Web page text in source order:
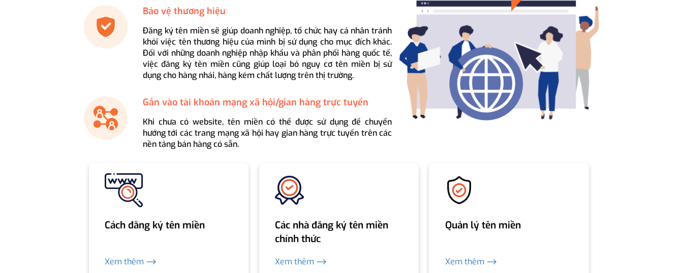
Bảo vệ thương hiệu
Đăng ký tên miền sẽ giúp doanh nghiệp, tổ chức hay cá nhân tránh
khỏi việc tên thương hiệu của mình bị sử dụng cho mục đích khác.
Đối với những doanh nghiệp nhập khẩu và phân phối hàng quốc tế,
việc đăng ký tên miền cũng giúp loại bỏ nguy cơ tên miền bị sử
dụng cho hàng nhái, hàng kém chất lượng trên thị trường.
Gắn vào tài khoản mạng xã hội/gian hàng trực tuyến
Khi chưa có website, tên miền có thể được sử dụng để chuyển
hướng tới các trang mạng xã hội hay gian hàng trực tuyến trên các
nền tảng bán hàng có sẵn.
Cách đăng ký tên miền
Xem thêm ⟶
Các nhà đăng ký tên miền
chính thức
Xem thêm ⟶
Quản lý tên miền
Xem thêm ⟶